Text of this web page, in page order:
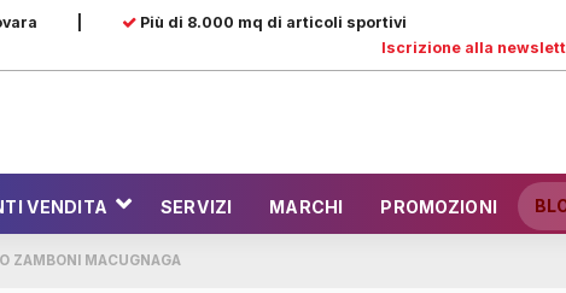
Più di 8.000 mq di articoli sportivi
Iscrizione alla
VENDITA SERVIZI MARCHI PROMOZIONI
ZAMBONI MACUGNAGA